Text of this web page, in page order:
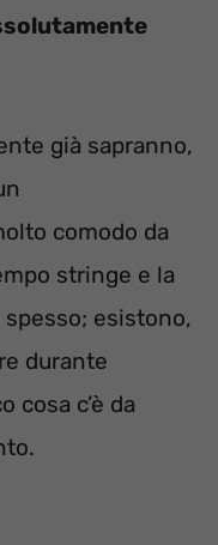
già sapranno,
comodo da
stringe e la
esistono,
durante
cosa c’è da